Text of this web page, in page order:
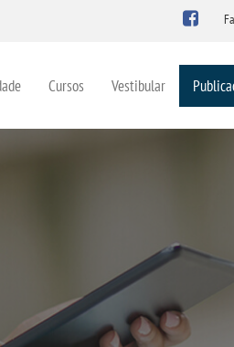
Cursos Vestibular